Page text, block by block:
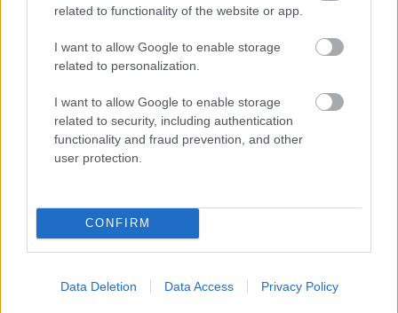
related to functionality of the website or app.
I want to allow Google to enable storage
related to personalization.
I want to allow Google to enable storage
related to security, including authentication
functionality and fraud prevention, and other
user protection.
CONFIRM
Data Deletion Data Access Privacy Policy
Ezen változtatott az elektromos motorokat fejlesztő
, amely nemrég hiánypótló kutatást
végzett el, ráadásul a járműipari formatervezés
Pininfarinastúdió segítségével. Az együttműködés
eredményét az ideiEICMAmotoros szakvásáron
mutatták be a közönségnek.